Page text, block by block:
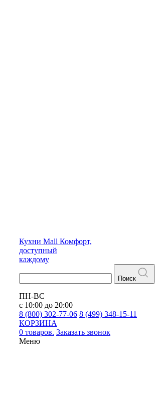
Кухни Mall Комфорт,
доступный
каждому
Поиск
ПН-ВС
с 10:00 до 20:00
8 (800) 302-77-06 8 (499) 348-15-11
КОРЗИНА
0 товаров. Заказать звонок
Меню